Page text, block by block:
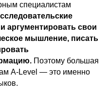
специалистам
аргументировать свои
мышление, писать
Поэтому большая
A-Level — это именно